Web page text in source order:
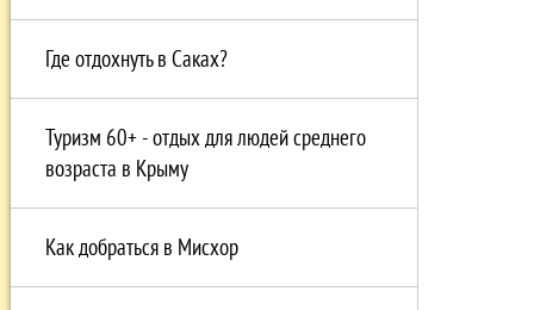
Где отдохнуть в Саках?
Туризм 60+ - отдых для людей среднего
возраста в Крыму
Как добраться в Мисхор